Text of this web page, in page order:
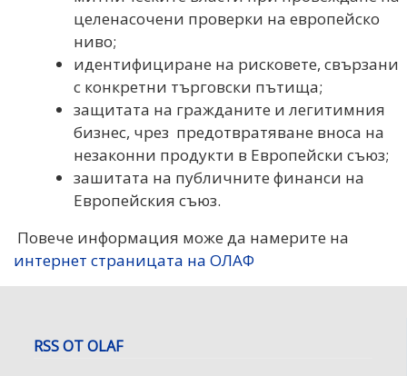
целенасочени проверки на европейско
ниво;
идентифициране на рисковете, свързани
с конкретни търговски пътища;
защитата на гражданите и легитимния
бизнес, чрез предотвратяване вноса на
незаконни продукти в Европейски съюз;
зашитата на публичните финанси на
Европейския съюз.
Повече информация може да намерите на
интернет страницата на ОЛАФ
RSS ОТ OLAF